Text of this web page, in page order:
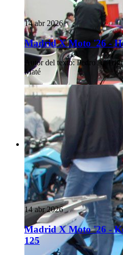
14 abr 2026
Madrid X Moto '26 -
Autor del texto: Pedro A.
Maté
14 abr 2026
Madrid X Moto '26 -
125